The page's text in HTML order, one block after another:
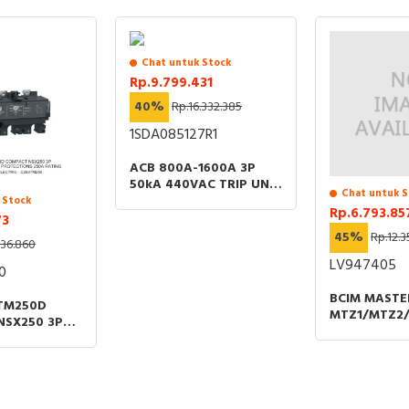
3P
Chat untuk Stock
Rp.9.799.431
40% Rp.16.332.385
1SDA085127R1
ACB 800A-1600A 3P
50kA 440VAC TRIP UNIT Chat untuk
45%
LV947405
BCIM
MTZ1/